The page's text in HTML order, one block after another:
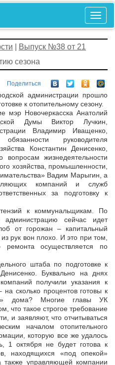
Выпуск №38 от 21
сезона
Поделиться
администрации прошло
к отопительному сезону.
мэр Новочеркасска Анатолий
Думы Виктор Лучкин,
Владимир Иващенко,
руководителя
Константин Денисенко,
жизнедеятельности
хозяйства, промышленности,
Вадим Марыгин, а
компаний и служб
за подготовку к
к коммунальщикам. По
администрацию сейчас идет
от горожан – капитальный
рук вон плохо. И это при том,
ремонта осуществляется по
штаба по подготовке к
Буквально на днях
получили указания к
на сколько процентов готовы к
дома? Многие главы УК
что такое строгое требование
и заявляют, что отчитываться
началом отопительного
которую все же удалось
1 октября не будет готова к
находящихся «под опекой»
управляющей компании